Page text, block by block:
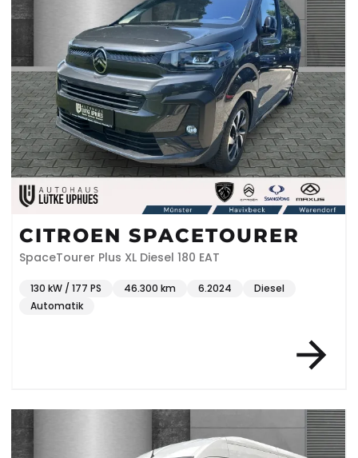
CITROEN SPACETOURER
SpaceTourer Plus XL Diesel 180 EAT
130 kW / 177 PS 46.300 km 6.2024
Diesel
Automatik